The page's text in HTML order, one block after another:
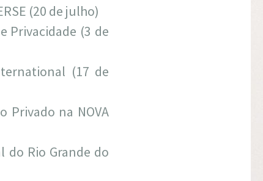
(20 de julho)
Privacidade (3 de
(17 de
Privado na NOVA
do Rio Grande do